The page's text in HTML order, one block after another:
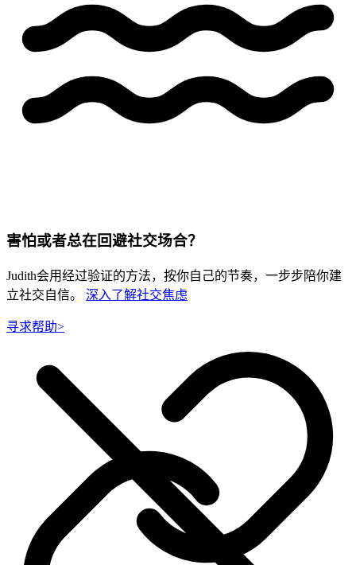
害怕或者总在回避社交场合？
Judith会用经过验证的方法，按你自己的节奏，一步步陪你建
立社交自信。
深入了解社交焦虑
寻求帮助>